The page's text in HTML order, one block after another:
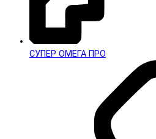
СУПЕР ОМЕГА ПРО